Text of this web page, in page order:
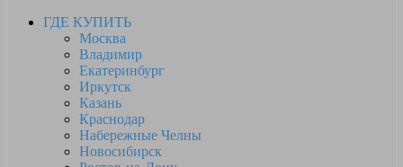
ГДЕ КУПИТЬ
Москва
Владимир
Екатеринбург
Иркутск
Казань
Краснодар
Набережные Челны
Новосибирск